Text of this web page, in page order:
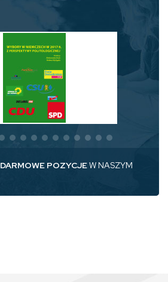
DARMOWE POZYCJEW NASZYM